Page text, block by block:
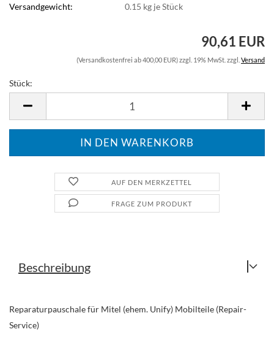
Versandgewicht: 0.15 kg je Stück
90,61 EUR
(Versandkostenfrei ab 400,00 EUR) zzgl. 19% MwSt. zzgl. Versand
Stück:
AUF DEN MERKZETTEL
FRAGE ZUM PRODUKT
Beschreibung
Reparaturpauschale für Mitel (ehem. Unify) Mobilteile (Repair-
Service)